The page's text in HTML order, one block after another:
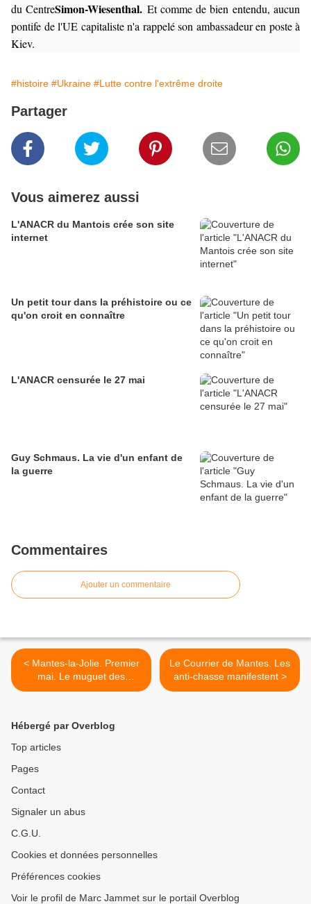
du CentreSimon-Wiesenthal. Et comme de bien entendu, aucun
pontife de l'UE capitaliste n'a rappelé son ambassadeur en poste à
Kiev.
#histoire #Ukraine #Lutte contre l'extrême droite
Partager
Vous aimerez aussi
L'ANACR du Mantois crée son site
internet
Un petit tour dans la préhistoire ou ce
qu'on croit en connaître
L'ANACR censurée le 27 mai
Guy Schmaus. La vie d'un enfant de
la guerre
Commentaires
Ajouter un commentaire
< Mantes-la-Jolie. Premier
mai. Le muguet des
communistes
Le Courrier de Mantes. Les
anti-chasse manifestent >
Hébergé par Overblog
Top articles
Pages
Contact
Signaler un abus
C.G.U.
Cookies et données personnelles
Préférences cookies
Voir le profil de Marc Jammet sur le portail Overblog